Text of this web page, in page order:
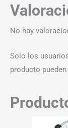
No hay
Solo los
producto